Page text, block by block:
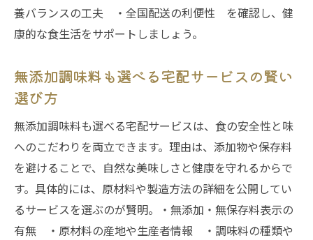
豊かな食卓は有機野菜・宅配サービスから
養バランスの工夫 ・全国配送の利便性 を確認し、健
康的な食生活をサポートしましょう。
無添加調味料も選べる宅配サービスの賢い
選び方
無添加調味料も選べる宅配サービスは、食の安全性と味
へのこだわりを両立できます。理由は、添加物や保存料
を避けることで、自然な美味しさと健康を守れるからで
す。具体的には、原材料や製造方法の詳細を公開してい
るサービスを選ぶのが賢明。・無添加・無保存料表示の
有無 ・原材料の産地や生産者情報 ・調味料の種類や